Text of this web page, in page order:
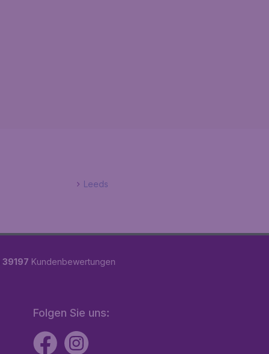
Leeds
39197 Kundenbewertungen
Folgen Sie uns: